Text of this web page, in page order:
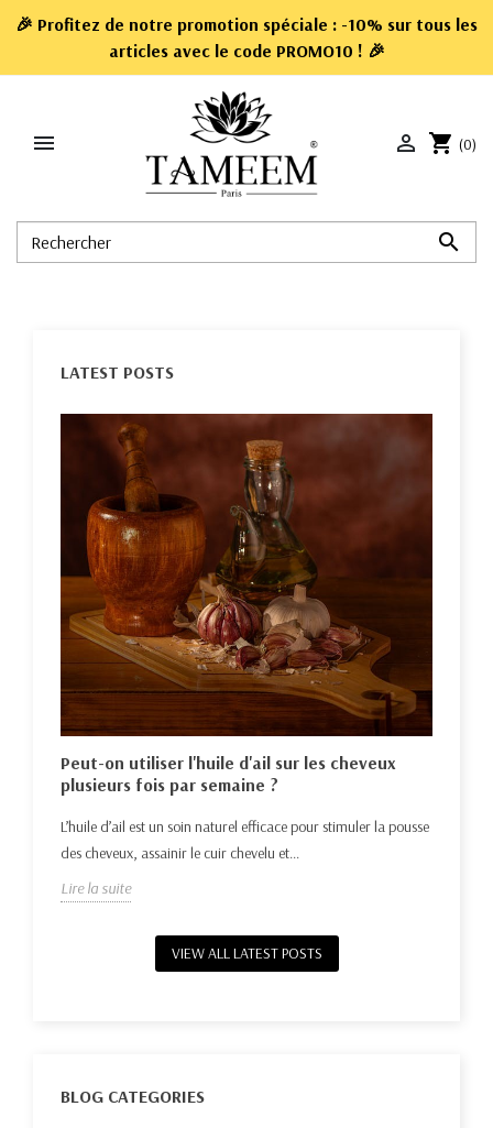
🎉 Profitez de notre promotion spéciale : -10% sur tous les
articles avec le code PROMO10 ! 🎉


 shopping_cart (0)
LATEST POSTS
Peut-on utiliser l'huile d'ail sur les cheveux
plusieurs fois par semaine ?
L’huile d’ail est un soin naturel efficace pour stimuler la pousse
des cheveux, assainir le cuir chevelu et...
Lire la suite
VIEW ALL LATEST POSTS
BLOG CATEGORIES